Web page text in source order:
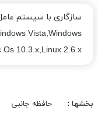
سازگاری با سیستم
Vista,Windows
Os 10.3.x,Linux 2.6.x
بخشها : حافظه جانبی